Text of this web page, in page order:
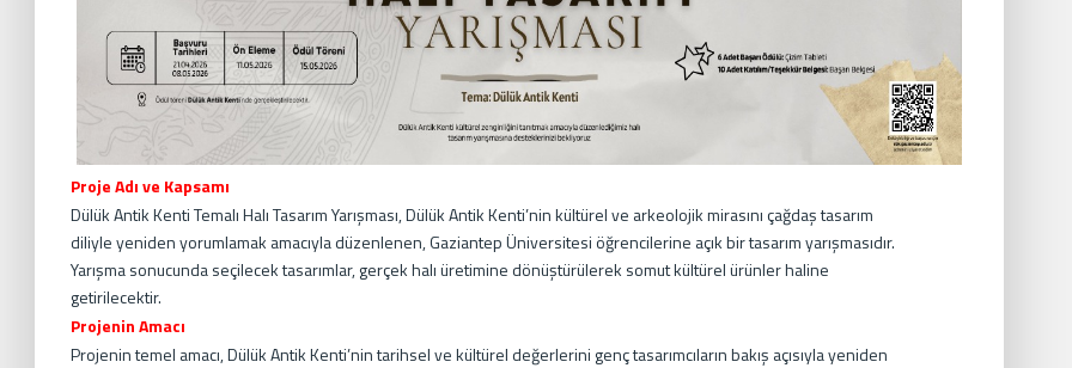
Proje Adı ve Kapsamı
Dülük Antik Kenti Temalı Halı Tasarım Yarışması, Dülük Antik Kenti’nin kültürel ve arkeolojik mirasını çağdaş tasarım
diliyle yeniden yorumlamak amacıyla düzenlenen, Gaziantep Üniversitesi öğrencilerine açık bir tasarım yarışmasıdır.
Yarışma sonucunda seçilecek tasarımlar, gerçek halı üretimine dönüştürülerek somut kültürel ürünler haline
getirilecektir.
Projenin Amacı
Projenin temel amacı, Dülük Antik Kenti’nin tarihsel ve kültürel değerlerini genç tasarımcıların bakış açısıyla yeniden